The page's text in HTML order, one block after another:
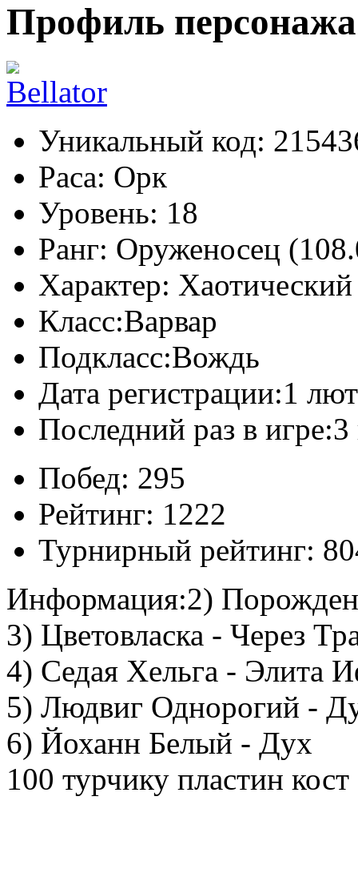
Профиль
Уникальный код:
Раса: Орк
Уровень: 18
Ранг: Оруженосец
Характер:
Класс:Варвар
Подкласс:Вождь
Дата регистрации:1
Последний раз в игре:3
Побед: 295
Рейтинг: 1222
Турнирный рейтинг:
Информация:2)
3) Цветовласка - Через
4) Седая Хельга - Элита
5) Людвиг Однорогий -
6) Йоханн Белый - Дух
100 турчику пластин кост